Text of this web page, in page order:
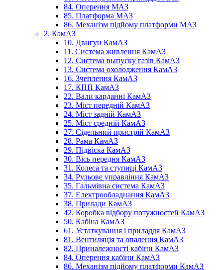
84. Оперення МАЗ
85. Платформа МАЗ
86. Механізм підйому платформи МАЗ
2. КамАЗ
10. Двигун КамАЗ
11. Система живлення КамАЗ
12. Система выпуску газів КамАЗ
13. Система охолодження КамАЗ
16. Зчеплення КамАЗ
17. КПП КамАЗ
22. Вали карданні КамАЗ
23. Міст передній КамАЗ
24. Міст задній КамАЗ
25. Міст средній КамАЗ
27. Сідельний пристрій КамАЗ
28. Рама КамАЗ
29. Підвіска КамАЗ
30. Вісь передня КамАЗ
31. Колеса та ступиці КамАЗ
34. Рульове управління КамАЗ
35. Гальмівна система КамАЗ
37. Електрообладнання КамАЗ
38. Прилади КамАЗ
42. Коробка відбору потужностей КамАЗ
50. Кабіна КамАЗ
61. Устаткування і приладдя КамАЗ
81. Вентиляція та опалення КамАЗ
82. Приналежності кабіни КамАЗ
84. Оперення кабіни КамАЗ
86. Механізм підйому платформи КамАЗ